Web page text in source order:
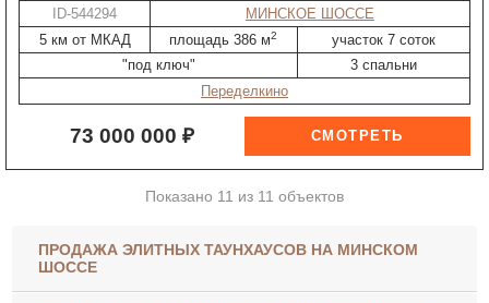
ID-544294
МИНСКОЕ ШОССЕ
5 км от МКАД
площадь 386 м2
участок 7 соток
"под ключ"
3 спальни
Переделкино
73 000 000 ₽
Показано 11 из 11 объектов
ПРОДАЖА ЭЛИТНЫХ ТАУНХАУСОВ НА МИНСКОМ
ШОССЕ